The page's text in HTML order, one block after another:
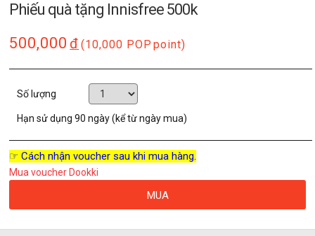
Phiếu quà tặng Innisfree 500k
500,000 đ (10,000 POP point)
Số lượng
Hạn sử dụng90 ngày (kể từ ngày mua)
☞ Cách nhận voucher sau khi mua hàng.
Mua voucher Dookki
MUA